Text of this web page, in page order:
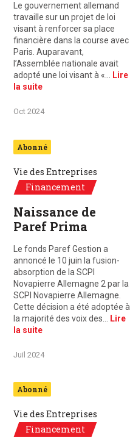
Le gouvernement allemand
travaille sur un projet de loi
visant à renforcer sa place
financière dans la course avec
Paris. Auparavant,
l’Assemblée nationale avait
adopté une loi visant à «…
Lire
la suite
Oct 2024
Abonné
Vie des Entreprises
Financement
Naissance de
Paref Prima
Le fonds Paref Gestion a
annoncé le 10 juin la fusion-
absorption de la SCPI
Novapierre Allemagne 2 par la
SCPI Novapierre Allemagne.
Cette décision a été adoptée à
la majorité des voix des…
Lire
la suite
Juil 2024
Abonné
Vie des Entreprises
Financement